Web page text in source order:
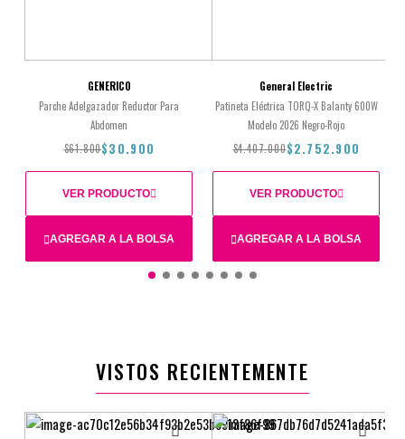
GENERICO
Parche Adelgazador Reductor Para
Abdomen
$61.800$30.900
AGREGAR A LA BOLSA
VER PRODUCTO
General Electric
Patineta Eléctrica TORQ-X Balanty 600W
Modelo 2026 Negro-Rojo
$4.407.000$2.752.900
AGREGAR A LA BOLSA
VER PRODUCTO
VISTOS RECIENTEMENTE